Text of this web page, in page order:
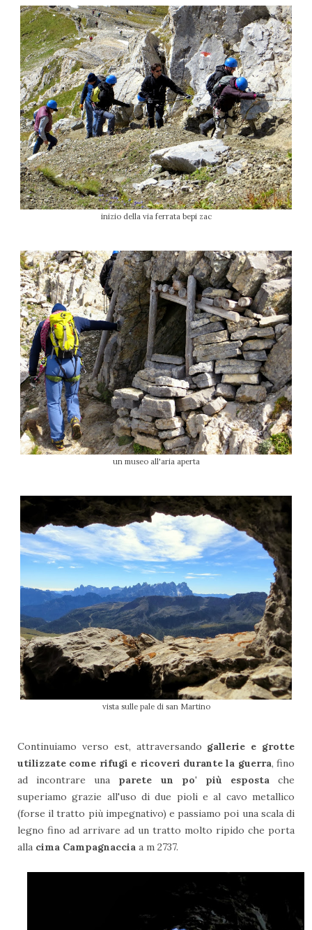
inizio della via ferrata bepi zac
un museo all'aria aperta
vista sulle pale di san Martino
Continuiamo verso est, attraversando gallerie e grotte
utilizzate come rifugi e ricoveri durante la guerra, fino
ad incontrare una parete un po' più esposta che
superiamo grazie all'uso di due pioli e al cavo metallico
(forse il tratto più impegnativo) e passiamo poi una scala di
legno fino ad arrivare ad un tratto molto ripido che porta
alla cima Campagnaccia a m 2737.